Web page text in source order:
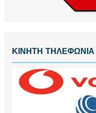
ΚΙΝΗΤΗ ΤΗΛΕΦΩΝΙΑ